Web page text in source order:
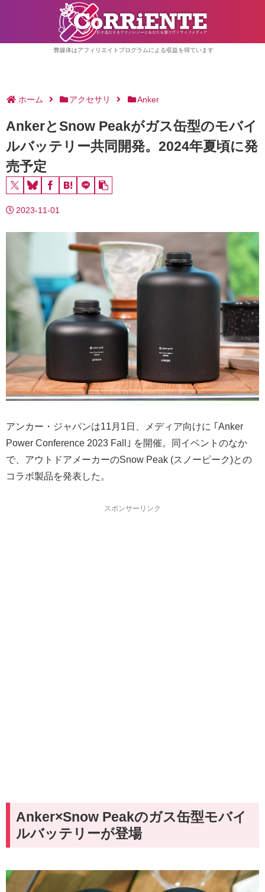
弊媒体はアフィリエイトプログラムによる収益を得ています
ホーム アクセサリ Anker
AnkerとSnow Peakがガス缶型のモバイ
ルバッテリー共同開発。2024年夏頃に発
売予定
2023-11-01
アンカー・ジャパンは11月1日、メディア向けに ｢Anker
Power Conference 2023 Fall｣ を開催。同イベントのなか
で、アウトドアメーカーのSnow Peak (スノーピーク)との
コラボ製品を発表した。
スポンサーリンク
Anker×Snow Peakのガス缶型モバイ
ルバッテリーが登場